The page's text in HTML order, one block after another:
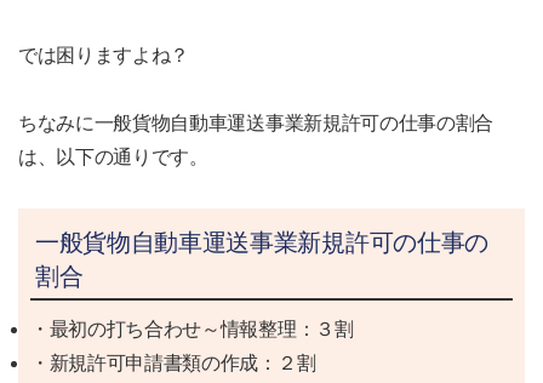
では困りますよね？
ちなみに一般貨物自動車運送事業新規許可の仕事の割合
は、以下の通りです。
一般貨物自動車運送事業新規許可の仕事の
割合
・最初の打ち合わせ～情報整理：３割
・新規許可申請書類の作成：２割